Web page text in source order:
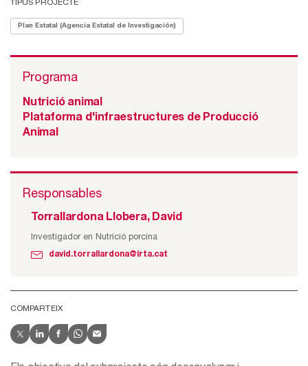
TIPUS PROJECTE
Plan Estatal (Agencia Estatal de Investigación)
Programa
Nutrició animal
Plataforma d'infraestructures de Producció
Animal
Responsables
Torrallardona Llobera, David
Investigador en Nutrició porcina
david.torrallardona@irta.cat
COMPARTEIX